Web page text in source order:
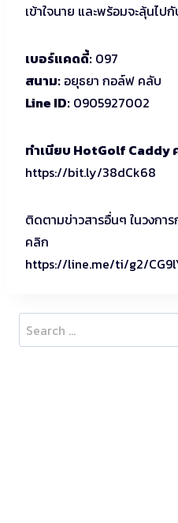
เข้าใจนาย และพร้อมจะลุ้นไ
เบอร์แคดดี้: 097
สนาม: อยุธยา กอล์ฟ คลับ
Line ID: 0905927002
ทำเนียบ HotGolf Caddy
https://bit.ly/38dCk68
ติดตามข่าวสารอื่นๆ ในวงกา
คลิก
https://line.me/ti/g2/
Search
for: